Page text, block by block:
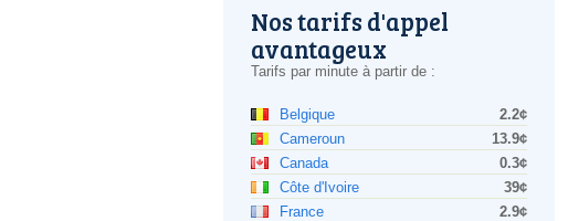
Nos tarifs d'appel
avantageux
Tarifs par minute à partir de :
Belgique
2.2¢
Cameroun
13.9¢
Canada
0.3¢
Côte d'Ivoire
39¢
France
2.9¢